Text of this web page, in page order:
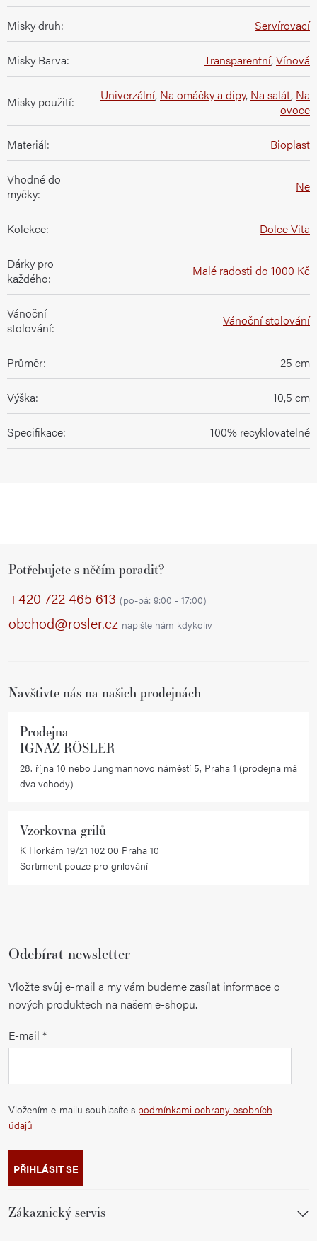
Misky druh: Servírovací
Misky Barva: Transparentní,Vínová
Misky použití: Univerzální, Na omáčky a dipy, Na salát, Na
ovoce
Materiál: Bioplast
Vhodné do
myčky: Ne
Kolekce: Dolce Vita
Dárky pro
každého: Malé radosti do 1000 Kč
Vánoční
stolování: Vánoční stolování
Průměr: 25 cm
Výška: 10,5 cm
Specifikace: 100% recyklovatelné
Potřebujete s něčím poradit?
+420 722 465 613 (po-pá: 9:00 - 17:00)
obchod@rosler.cz napište nám kdykoliv
Navštivte nás na našich prodejnách
Prodejna
IGNAZ RÖSLER
28. října 10 nebo Jungmannovo náměstí 5, Praha 1 (prodejna má
dva vchody)
Vzorkovna grilů
K Horkám 19/21 102 00 Praha 10
Sortiment pouze pro grilování
Odebírat newsletter
Vložte svůj e-mail a my vám budeme zasílat informace o
nových produktech na našem e-shopu.
E-mail
Vložením e-mailu souhlasíte s podmínkami ochrany osobních
údajů
PŘIHLÁSIT SE
Zákaznický servis